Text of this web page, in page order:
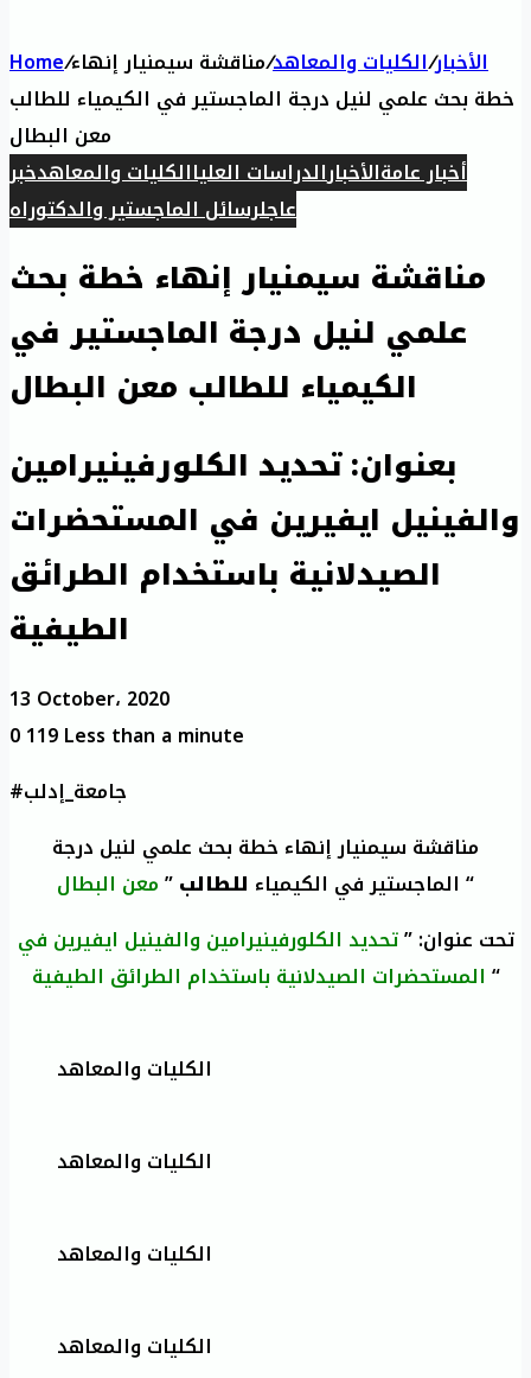
Home/ الأخبار/الكليات والمعاهد/مناقشة سيمنيار إنهاء
خطة بحث علمي لنيل درجة الماجستير في الكيمياء للطالب
معن البطال
أخبار عامةالأخبارالدراسات العلياالكليات والمعاهدخبر
عاجلرسائل الماجستير والدكتوراه
مناقشة سيمنيار إنهاء خطة بحث
علمي لنيل درجة الماجستير في
الكيمياء للطالب معن البطال
بعنوان: تحديد الكلورفينيرامين
والفينيل ايفيرين في المستحضرات
الصيدلانية باستخدام الطرائق
الطيفية
13 October، 2020
0119Less than a minute
#جامعة_إدلب
مناقشة سيمنيار إنهاء خطة بحث علمي لنيل درجة
الماجستير في الكيمياء للطالب”معن البطال
“
تحت عنوان: ”تحديد الكلورفينيرامين والفينيل ايفيرين في
المستحضرات الصيدلانية باستخدام الطرائق الطيفية “
الكليات والمعاهد
الكليات والمعاهد
الكليات والمعاهد
الكليات والمعاهد